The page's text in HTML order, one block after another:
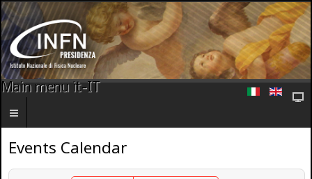
Main menu it-IT
Events Calendar